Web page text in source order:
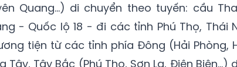
Quang…) di chuyển theo tuyến: cầu
- Quốc lộ 18 - đi các tỉnh Phú Thọ, Thái
tiện từ các tỉnh phía Đông (Hải Phòng,
Tây, Tây Bắc (Phú Thọ, Sơn La, Điện